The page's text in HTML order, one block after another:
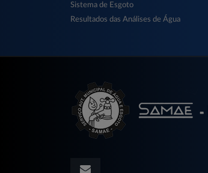
Sistema de Esgoto
Resultados das Análises de Água